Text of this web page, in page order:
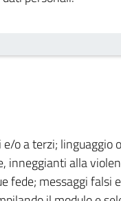
o a terzi; linguaggio
inneggianti alla
fede; messaggi falsi